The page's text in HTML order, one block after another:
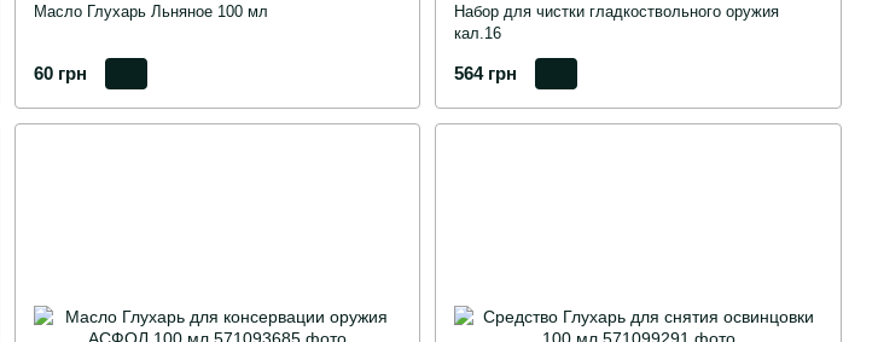
Масло Глухарь Льняное 100 мл
60 грн
Набор для чистки гладкоствольного оружия
кал.16
564 грн